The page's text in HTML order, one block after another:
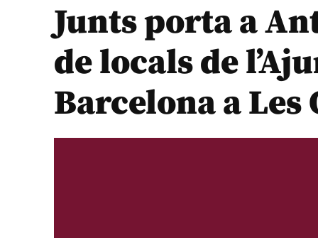
Junts porta a
de locals de
Barcelona a Les